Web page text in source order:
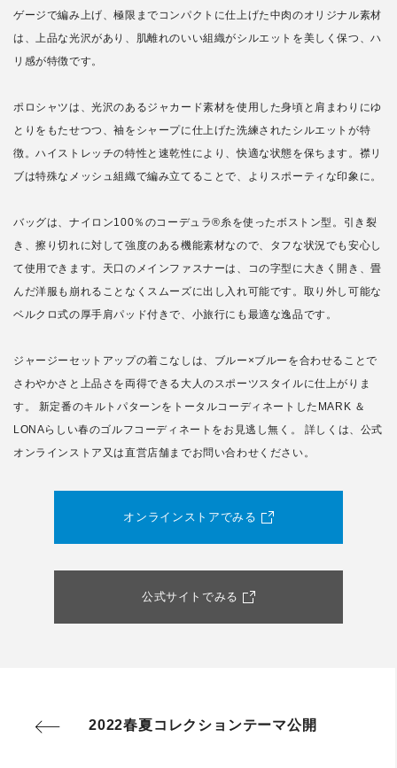
ゲージで編み上げ、極限までコンパクトに仕上げた中肉のオリジナル素材
は、上品な光沢があり、肌離れのいい組織がシルエットを美しく保つ、ハ
リ感が特徴です。
ポロシャツは、光沢のあるジャカード素材を使用した身頃と肩まわりにゆ
とりをもたせつつ、袖をシャープに仕上げた洗練されたシルエットが特
徴。ハイストレッチの特性と速乾性により、快適な状態を保ちます。襟リ
ブは特殊なメッシュ組織で編み立てることで、よりスポーティな印象に。
バッグは、ナイロン100％のコーデュラ®糸を使ったボストン型。引き裂
き、擦り切れに対して強度のある機能素材なので、タフな状況でも安心し
て使用できます。天口のメインファスナーは、コの字型に大きく開き、畳
んだ洋服も崩れることなくスムーズに出し入れ可能です。取り外し可能な
ベルクロ式の厚手肩パッド付きで、小旅行にも最適な逸品です。
ジャージーセットアップの着こなしは、ブルー×ブルーを合わせることで
さわやかさと上品さを両得できる大人のスポーツスタイルに仕上がりま
す。 新定番のキルトパターンをトータルコーディネートしたMARK ＆
LONAらしい春のゴルフコーディネートをお見逃し無く。 詳しくは、公式
オンラインストア又は直営店舗までお問い合わせください。
オンラインストアでみる
公式サイトでみる
2022春夏コレクションテーマ公開